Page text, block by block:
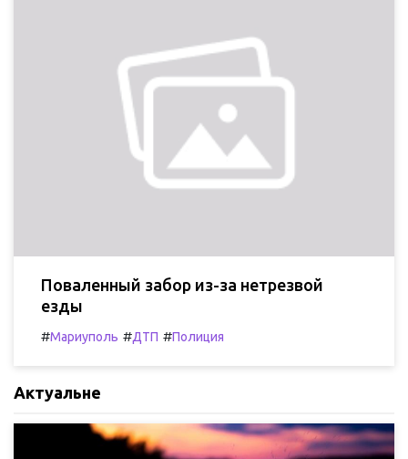
Поваленный забор из-за нетрезвой
езды
#Мариуполь #ДТП #Полиция
Актуальне